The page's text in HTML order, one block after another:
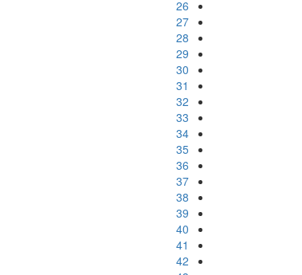
26
27
28
29
30
31
32
33
34
35
36
37
38
39
40
41
42